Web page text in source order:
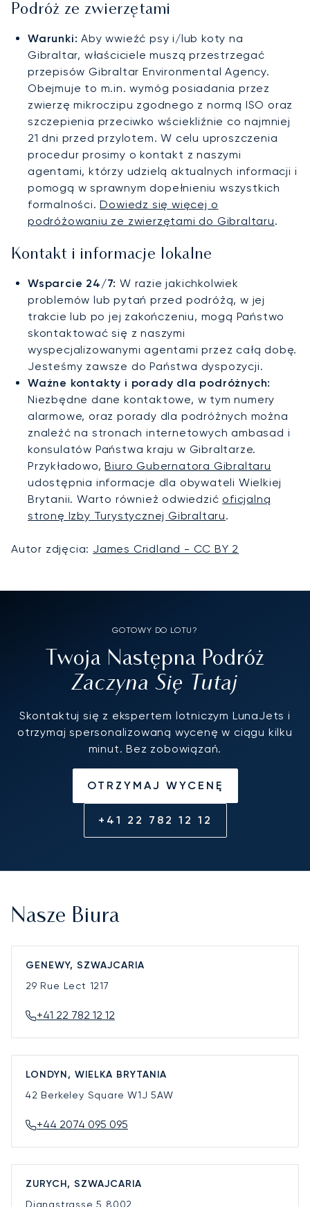
Podróż ze zwierzętami
Warunki: Aby wwieźć psy i/lub koty na
Gibraltar, właściciele muszą przestrzegać
przepisów Gibraltar Environmental Agency.
Obejmuje to m.in. wymóg posiadania przez
zwierzę mikroczipu zgodnego z normą ISO oraz
szczepienia przeciwko wściekliźnie co najmniej
21 dni przed przylotem. W celu uproszczenia
procedur prosimy o kontakt z naszymi
agentami, którzy udzielą aktualnych informacji i
pomogą w sprawnym dopełnieniu wszystkich
formalności.Dowiedz się więcej o
podróżowaniu ze zwierzętami do Gibraltaru.
Kontakt i informacje lokalne
Wsparcie 24/7: W razie jakichkolwiek
problemów lub pytań przed podróżą, w jej
trakcie lub po jej zakończeniu, mogą Państwo
skontaktować się z naszymi
wyspecjalizowanymi agentami przez całą dobę.
Jesteśmy zawsze do Państwa dyspozycji.
Ważne kontakty i porady dla podróżnych:
Niezbędne dane kontaktowe, w tym numery
alarmowe, oraz porady dla podróżnych można
znaleźć na stronach internetowych ambasad i
konsulatów Państwa kraju w Gibraltarze.
Przykładowo,Biuro Gubernatora Gibraltaru
udostępnia informacje dla obywateli Wielkiej
Brytanii. Warto również odwiedzić oficjalną
stronę Izby Turystycznej Gibraltaru.
Autor zdjęcia: James Cridland - CC BY 2
GOTOWY DO LOTU?
Twoja Następna Podróż
Zaczyna Się Tutaj
Skontaktuj się z ekspertem lotniczym LunaJets i
otrzymaj spersonalizowaną wycenę w ciągu kilku
minut. Bez zobowiązań.
OTRZYMAJ WYCENĘ
+41 22 782 12 12
Nasze Biura
GENEWY, SZWAJCARIA
29 Rue Lect 1217
+41 22 782 12 12
LONDYN, WIELKA BRYTANIA
42 Berkeley SquareW1J 5AW
+44 2074 095 095
ZURYCH, SZWAJCARIA
Dianastrasse 5 8002